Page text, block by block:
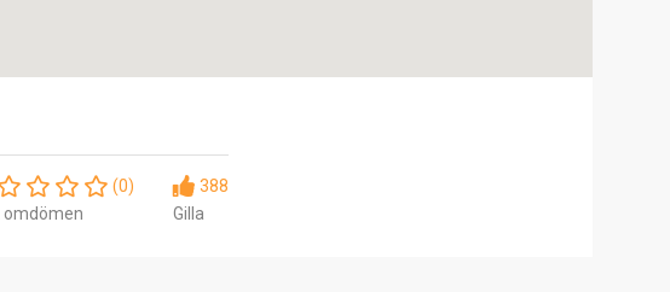
(0)
omdömen
388
Gilla